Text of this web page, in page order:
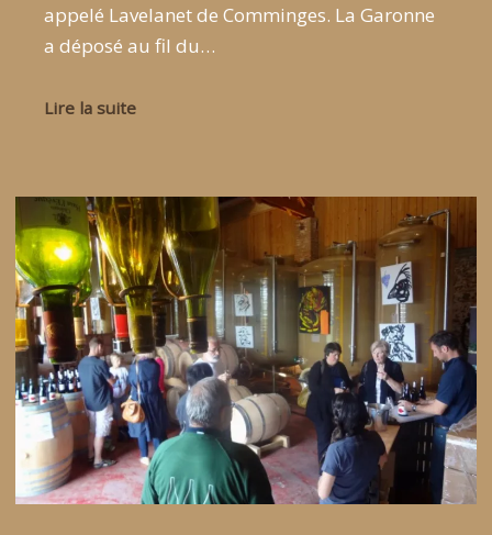
appelé Lavelanet de Comminges. La Garonne
a déposé au fil du…
Lire la suite